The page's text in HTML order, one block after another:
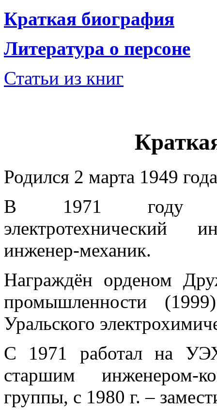
Краткая биография
Литература о персоне
Статьи из книг
Родился 2 марта 1949
В 1971 году
электротехнический
инженер-механик.
Награждён орденом
промышленности
Уральского
С 1971 работал на
старшим инженером-
группы, с 1980 г. –